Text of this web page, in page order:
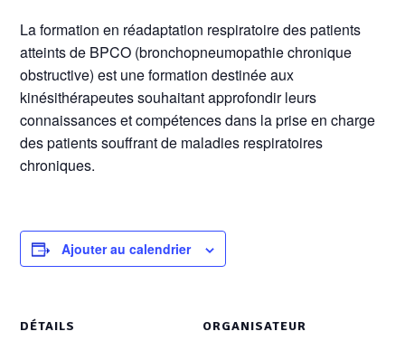
La formation en réadaptation respiratoire des patients
atteints de BPCO (bronchopneumopathie chronique
obstructive) est une formation destinée aux
kinésithérapeutes souhaitant approfondir leurs
connaissances et compétences dans la prise en charge
des patients souffrant de maladies respiratoires
chroniques.
Ajouter au calendrier
DÉTAILS ORGANISATEUR